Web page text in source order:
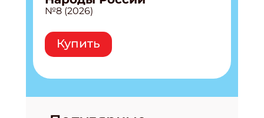
№8 (2026)
Купить
Укажите Ваш Email